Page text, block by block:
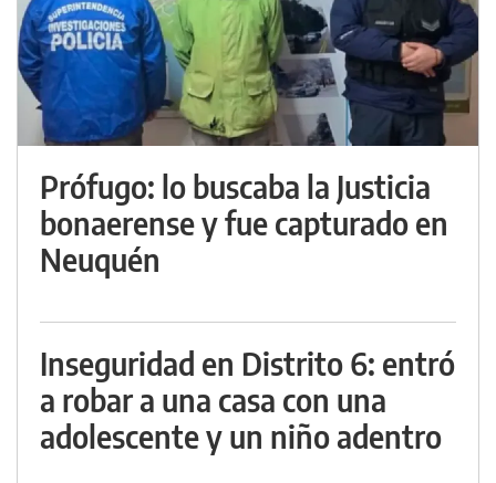
Prófugo: lo buscaba la Justicia
bonaerense y fue capturado en
Neuquén
Inseguridad en Distrito 6: entró
a robar a una casa con una
adolescente y un niño adentro